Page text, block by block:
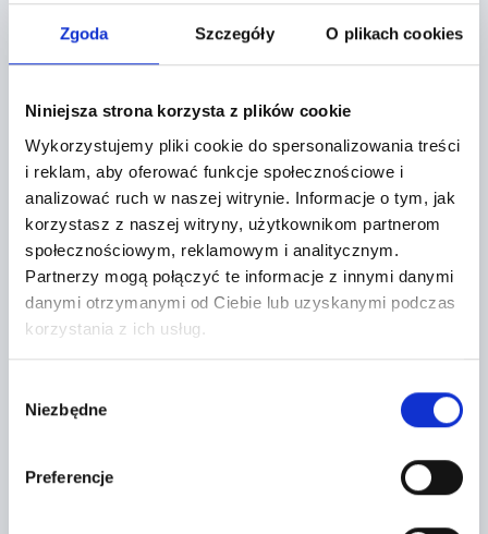
Zgoda Szczegóły O plikach cookies
Niniejsza strona korzysta z plików cookie
Wykorzystujemy pliki cookie do spersonalizowania treści
i reklam, aby oferować funkcje społecznościowe i
analizować ruch w naszej witrynie. Informacje o tym, jak
korzystasz z naszej witryny, użytkownikom partnerom
społecznościowym, reklamowym i analitycznym.
Partnerzy mogą połączyć te informacje z innymi danymi
danymi otrzymanymi od Ciebie lub uzyskanymi podczas
korzystania z ich usług.
zgody
Niezbędne
Preferencje
contributors
CONTACT FORM